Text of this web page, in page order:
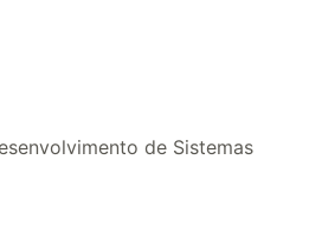
de Sistemas